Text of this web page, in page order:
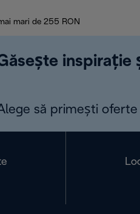
mari de 255 RON
inspirație
să primești